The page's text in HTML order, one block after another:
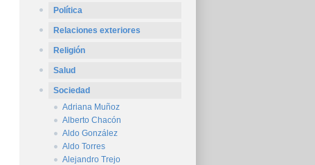
Política
Relaciones exteriores
Religión
Salud
Sociedad
Adriana Muñoz
Alberto Chacón
Aldo González
Aldo Torres
Alejandro Trejo